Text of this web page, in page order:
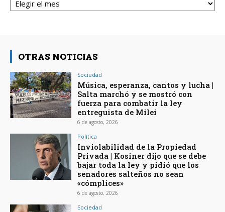
OTRAS NOTICIAS
Sociedad
Música, esperanza, cantos y lucha |
Salta marchó y se mostró con
fuerza para combatir la ley
entreguista de Milei
6 de agosto, 2026
Política
Inviolabilidad de la Propiedad
Privada | Kosiner dijo que se debe
bajar toda la ley y pidió que los
senadores salteños no sean
«cómplices»
6 de agosto, 2026
Sociedad